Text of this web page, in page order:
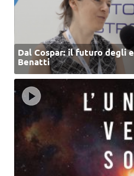
Dal Cospar: il futuro degli
Benatti